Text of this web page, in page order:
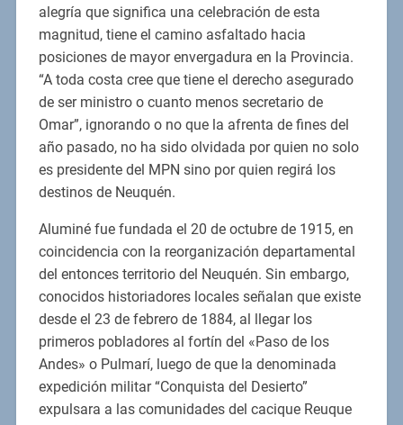
alegría que significa una celebración de esta
magnitud, tiene el camino asfaltado hacia
posiciones de mayor envergadura en la Provincia.
“A toda costa cree que tiene el derecho asegurado
de ser ministro o cuanto menos secretario de
Omar”, ignorando o no que la afrenta de fines del
año pasado, no ha sido olvidada por quien no solo
es presidente del MPN sino por quien regirá los
destinos de Neuquén.
Aluminé fue fundada el 20 de octubre de 1915, en
coincidencia con la reorganización departamental
del entonces territorio del Neuquén. Sin embargo,
conocidos historiadores locales señalan que existe
desde el 23 de febrero de 1884, al llegar los
primeros pobladores al fortín del «Paso de los
Andes» o Pulmarí, luego de que la denominada
expedición militar “Conquista del Desierto”
expulsara a las comunidades del cacique Reuque